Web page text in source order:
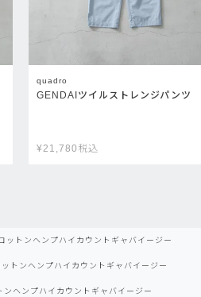
quadro
GENDAIツイルストレンジパンツ
¥21,780 税込
ットンヘンプハイカウントギャバイージー
ットンヘンプハイカウントギャバイージー
ンヘンプハイカウントギャバイージー